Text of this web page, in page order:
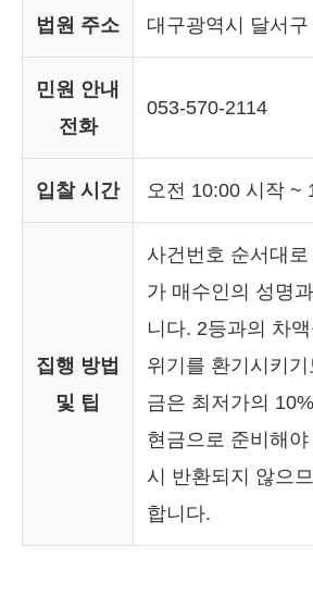
법원 주소 대구광역시 달서
민원 안내
전화
053-570-2114
입찰 시간 오전 10:00 시작 ~
집행 방법
및 팁
사건번호 순서대
가 매수인의 성명
니다. 2등과의 차
위기를 환기시키
금은 최저가의
현금으로 준비해
시 반환되지 않으
합니다.